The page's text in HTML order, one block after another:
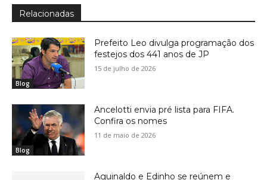
Relacionadas
Blog
Prefeito Leo divulga programação dos
festejos dos 441 anos de JP
15 de julho de 2026
Blog
Ancelotti envia pré lista para FIFA.
Confira os nomes
11 de maio de 2026
Aguinaldo e Edinho se reúnem e